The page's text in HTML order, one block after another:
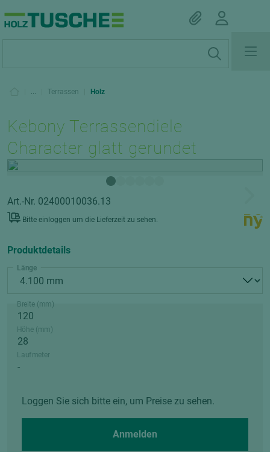
... Terrassen Holz
Kebony Terrassendiele
Character glatt gerundet
Art.-Nr. 02400010036.13
Bitte einloggen um die Lieferzeit zu sehen.
Produktdetails
Länge
Breite (mm)
Höhe (mm)
Laufmeter
Loggen Sie sich bitte ein, um Preise zu sehen.
Anmelden